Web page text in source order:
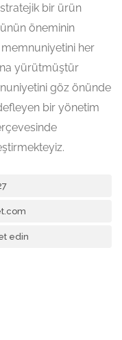
bir ürün
öneminin
memnuniyetini her
yürütmüştür
göz önünde
bir yönetim
edin